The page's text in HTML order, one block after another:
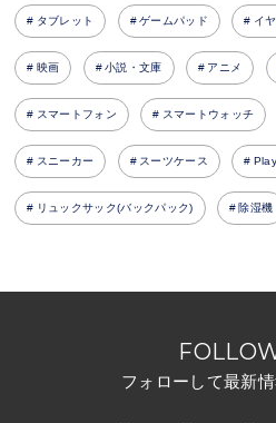
タブレット ゲームパッド イ
映画 小説・文庫 アニメ
スマートフォン スマートウォッチ
スニーカー スーツケース
リュックサック(バックパック) 除湿機
フォローして最新